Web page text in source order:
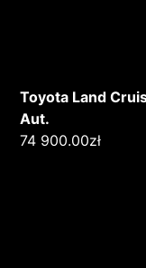
Toyota Land
Aut.
74 900.00zł